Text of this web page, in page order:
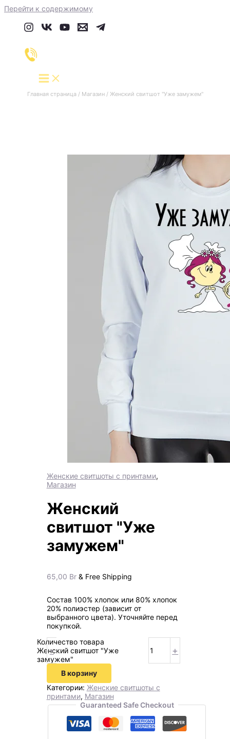
Перейти к содержимому
Главная страница/ Магазин/ Женский свитшот "Уже замужем"
Женские свитшоты с принтами,
Магазин
Женский
свитшот "Уже
замужем"
65,00 Br & Free Shipping
Состав 100% хлопок или 80% хлопок
20% полиэстер (зависит от
выбранного цвета). Уточняйте перед
покупкой.
-
Количество товара
Женский свитшот "Уже
замужем"
+
В корзину
Категории: Женские свитшоты с
принтами, Магазин
Guaranteed Safe Checkout